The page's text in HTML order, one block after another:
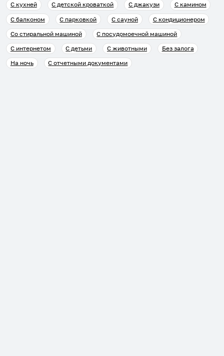
С кухней
С детской кроваткой С джакузи
С камином
С балконом
С парковкой С сауной
С кондиционером
Со стиральной машиной
С посудомоечной машиной
С интернетом
С детьми С животными
Без залога
На ночь
С отчетными документами